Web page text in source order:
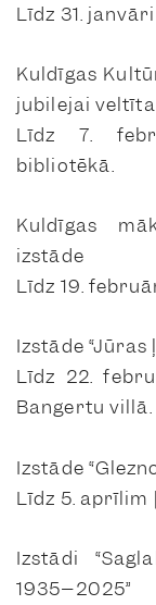
Līdz 31.
Kuldīgas
jubilejai
Līdz 7.
bibliotēkā.
Kuldīgas
izstāde
Līdz 19.
Izstāde
Līdz 22.
Bangertu villā.
Izstāde
Līdz 5. aprīlim
Izstādi
1935–2025”